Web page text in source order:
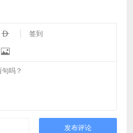
 签到

发布评论